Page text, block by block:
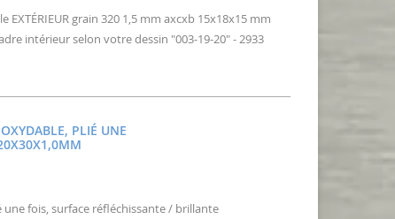
grain 320 1,5 mm axcxb 15x18x15 mm
intérieur selon votre dessin "003-19-20" - 2933
PLIÉ UNE
fois, surface réfléchissante / brillante